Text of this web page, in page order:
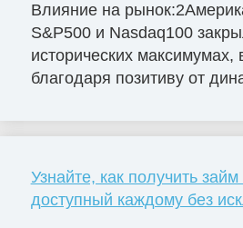
Влияние на
S&P500 и Nasdaq100
исторических максимумах,
благодаря позитиву от
Узнайте, как получить займ
доступный каждому без